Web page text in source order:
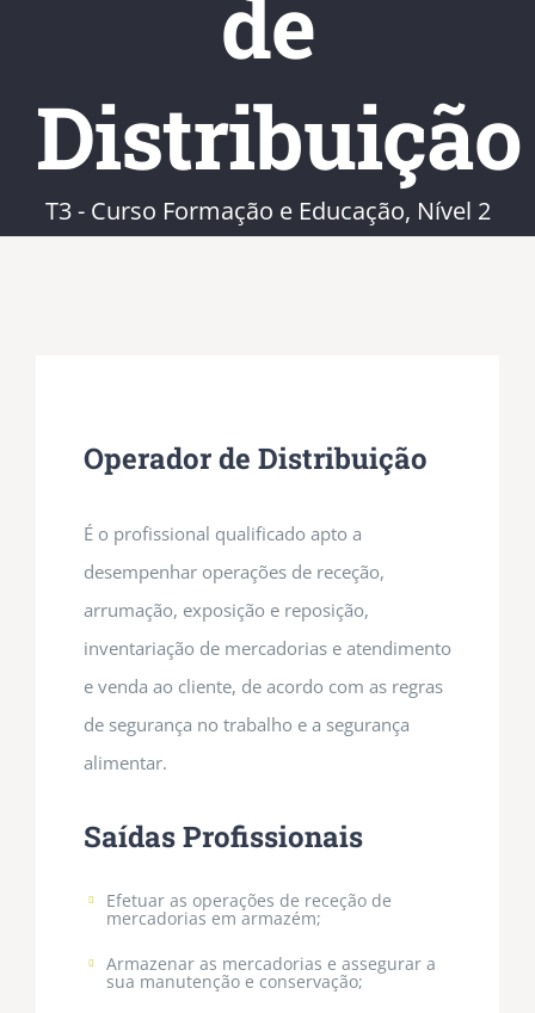
de
Distribuição
T3 - Curso Formação e Educação, Nível 2
Operador de Distribuição
É o profissional qualificado apto a
desempenhar operações de receção,
arrumação, exposição e reposição,
inventariação de mercadorias e atendimento
e venda ao cliente, de acordo com as regras
de segurança no trabalho e a segurança
alimentar.
Saídas Profissionais
Efetuar as operações de receção de
mercadorias em armazém;
Armazenar as mercadorias e assegurar a
sua manutenção e conservação;